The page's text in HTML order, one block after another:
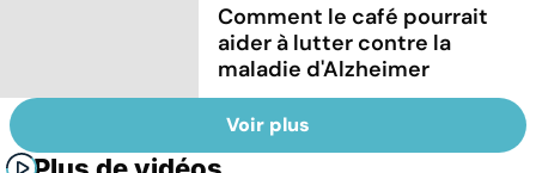
Comment le café pourrait
aider à lutter contre la
maladie d'Alzheimer
Voir plus